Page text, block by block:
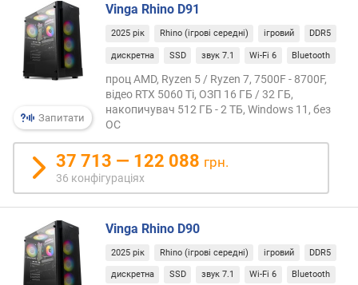
CPU
зміни
т
ю
в
і
е
ш
е
в
и
х
д
о
д
о
Запитати
Vinga Rhino D91
2025 рік Rhino (ігрові середні) ігровий DDR5
дискретна SSD звук 7.1 Wi-Fi 6 Bluetooth
проц AMD, Ryzen 5 / Ryzen 7, 7500F - 8700F,
відео RTX 5060 Ti, ОЗП 16 ГБ / 32 ГБ,
накопичувач 512 ГБ - 2 ТБ, Windows 11, без
ОС
37 713 — 122 088 грн.
36 конфігураціях
Vinga Rhino D90
2025 рік Rhino (ігрові середні) ігровий DDR5
дискретна SSD звук 7.1 Wi-Fi 6 Bluetooth